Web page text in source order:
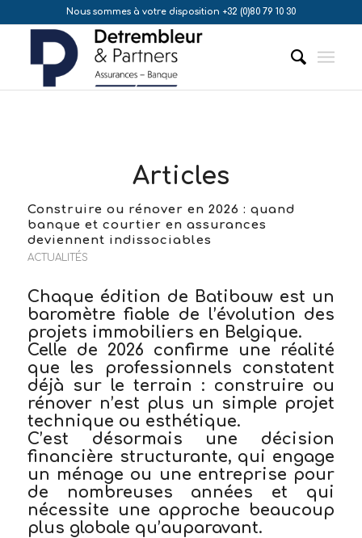
Nous sommes à votre disposition +32 (0)80 79 10 30
Articles
Construire ou rénover en 2026 : quand
banque et courtier en assurances
deviennent indissociables
ACTUALITÉS
Chaque édition de Batibouw est un
baromètre fiable de l’évolution des
projets immobiliers en Belgique.
Celle de 2026 confirme une réalité
que les professionnels constatent
déjà sur le terrain : construire ou
rénover n’est plus un simple projet
technique ou esthétique.
C’est désormais une décision
financière structurante, qui engage
un ménage ou une entreprise pour
de nombreuses années et qui
nécessite une approche beaucoup
plus globale qu’auparavant.